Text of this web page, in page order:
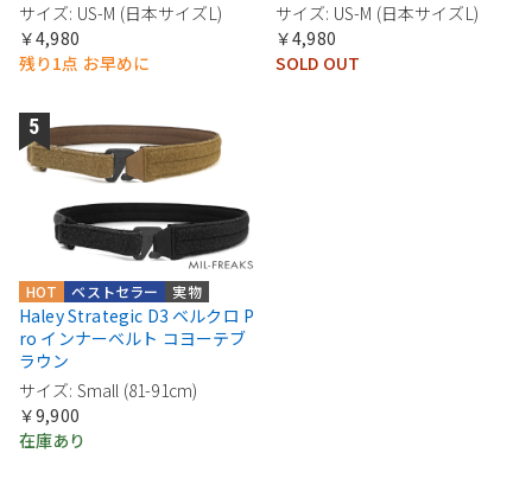
サイズ: US-M (日本サイズL)
￥4,980
残り1点 お早めに
サイズ: US-M (日本サイズL)
￥4,980
SOLD OUT
実物
ベストセラー
HOT
Haley Strategic D3 ベルクロ P
ro インナーベルト コヨーテブ
ラウン
サイズ: Small (81-91cm)
￥9,900
在庫あり